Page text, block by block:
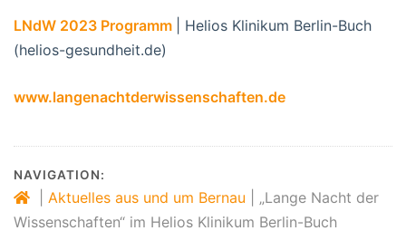
LNdW 2023 Programm
| Helios Klinikum Berlin-Buch
(helios-gesundheit.de)
www.langenachtderwissenschaften.de
NAVIGATION:
Aktuelles aus und um Bernau
„Lange Nacht der
Wissenschaften“ im Helios Klinikum Berlin-Buch